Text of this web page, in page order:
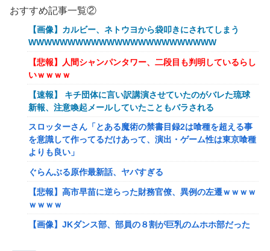
されて性行為 → 凄いことになるｗｗｗｗｗ
シュート選手が結婚を発表、ネモ選手とウメハラ選手が婚姻
届の証人に。
流行を無視したとき「正直ダサくね？」ってなるファッショ
ン上げてけ
【衝撃】クロちゃん、とち狂ったツイートをする←コレ言う
ほどおかしいか？？？？？？
佐藤二朗、妻とのハグを報告「文〇砲より遥かに威力は弱い
が、僕のノロケ砲をお見舞いする」
【画像】こんな感じのクルマで車中泊旅したいよな？？？
【朗報】ドラゴンボール史上、最も実力とその人気が伴わな
い微妙すぎるキャラさん決まる！！
路上駐車中のテスラ車を超弩級のゲリラ豪雨が直撃、水が溢
れてどんどん浸かっていくのを……
おすすめ記事一覧②
【画像】カルビー、ネトウヨから袋叩きにされてしまう
WWWWWWWWWWWWWWWWWWWWWWWW
【悲報】人間シャンパンタワー、二段目も判明しているらし
いｗｗｗｗ
【速報】 キチ団体に言い訳講演させていたのがバレた琉球
新報、注意喚起メールしていたこともバラされる
スロッターさん「とある魔術の禁書目録2は喰種を超える事
を意識して作ってるだけあって、演出・ゲーム性は東京喰種
よりも良い」
ぐらんぶる原作最新話、ヤバすぎる
【悲報】高市早苗に逆らった財務官僚、異例の左遷ｗｗｗｗ
ｗｗｗｗ
【画像】JKダンス部、部員の８割が巨乳のムホホ部だった